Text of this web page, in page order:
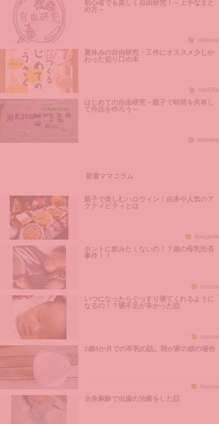
初心者でも楽しく自由研究！～上手なまと
め方～
okimiwa
夏休みの自由研究・工作にオススメ少しか
わった切り口の本
ma935k
はじめての自由研究～親子で時間を共有し
て作品を作ろう～
okimiwa
新着ママコラム
親子で楽しむハロウィン！由来や人気のア
クティビティとは
dmegumi
ホントに飲みたくないの！？娘の母乳拒否
事件！！
sayasa
いつになったらぐっすり寝てくれるように
なるの！？寝不足が辛かった話
sayasa
2歳4か月での卒乳の話。我が家の娘の場合
sayasa
全身麻酔で虫歯の治療をした話